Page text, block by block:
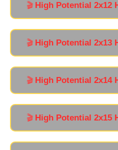
🎬 High Potential 2x12
🎬 High Potential 2x13
🎬 High Potential 2x14
🎬 High Potential 2x15